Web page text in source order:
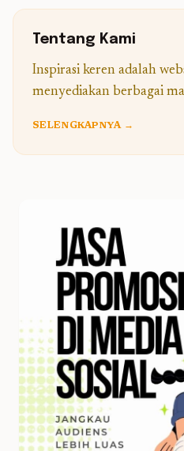
Tentang Kami
Inspirasi keren adalah
menyediakan berbagai
SELENGKAPNYA →